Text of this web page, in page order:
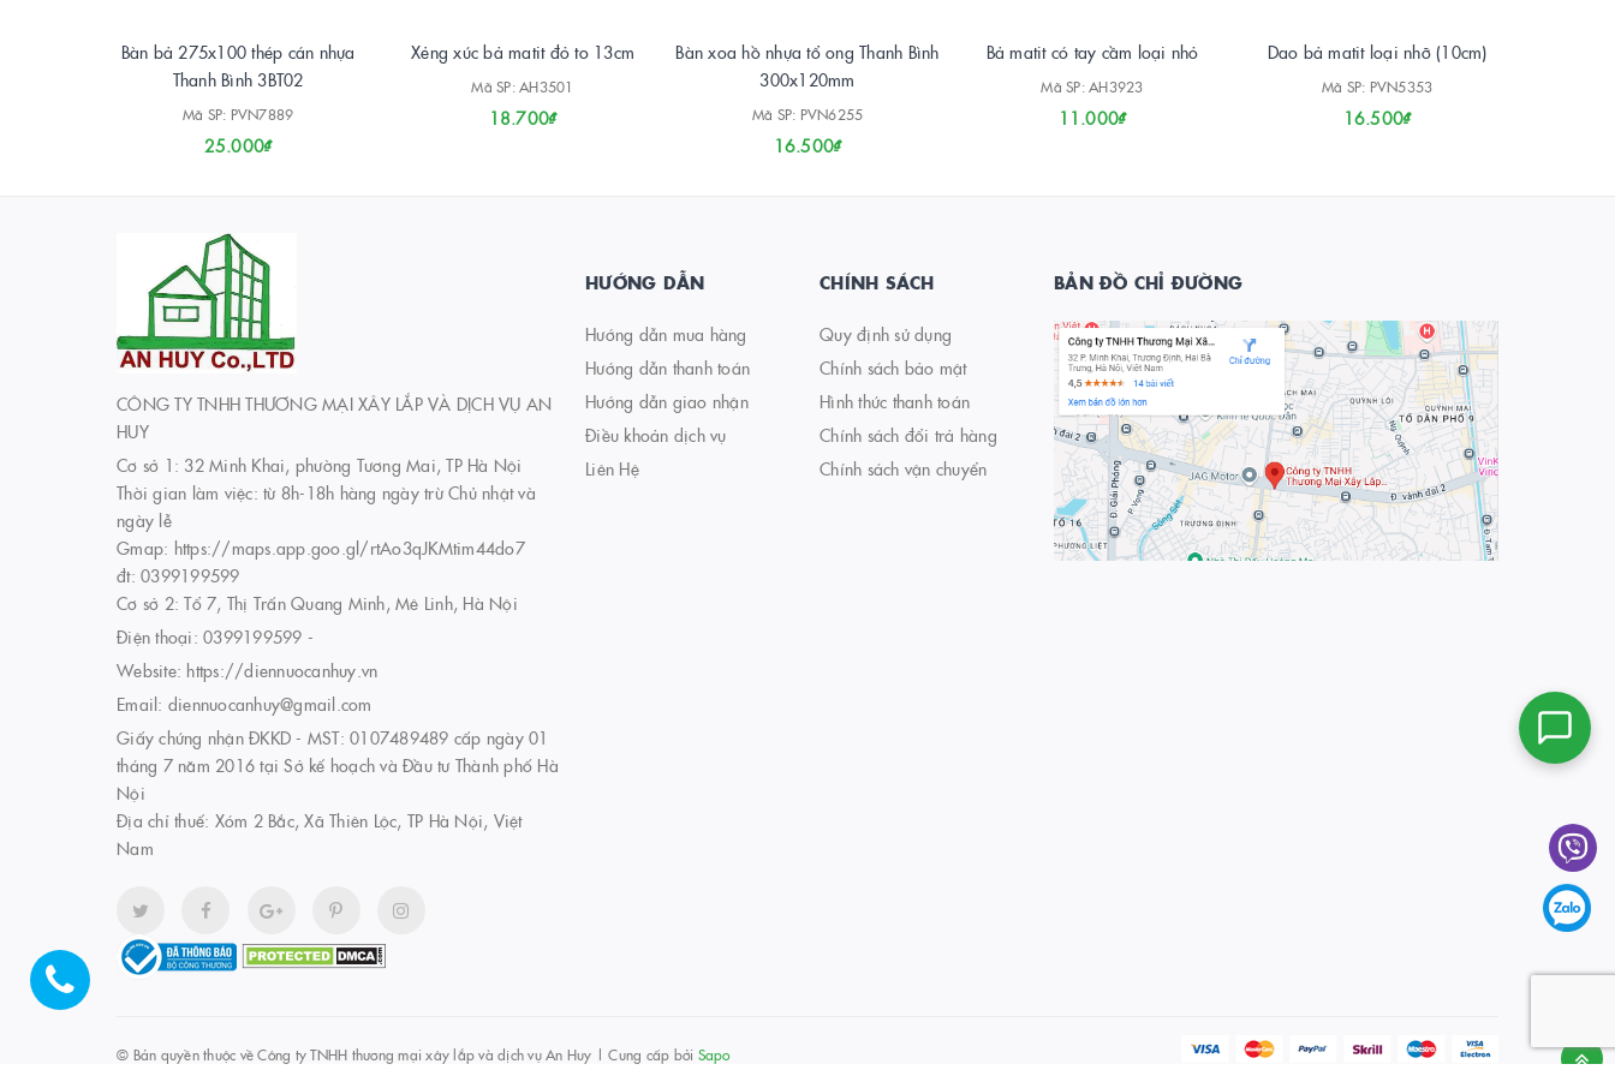
Bàn bả 275x100 thép cán nhựa
Thanh Bình 3BT02
Mã SP: PVN7889
25.000₫
Xẻng xúc bả matit đỏ to 13cm
Mã SP: AH3501
18.700₫
Bàn xoa hồ nhựa tổ ong Thanh Bình
300x120mm
Mã SP: PVN6255
16.500₫
Bả matit có tay cầm loại nhỏ
Mã SP: AH3923
11.000₫
Dao bả matit loại nhỡ (10cm)
Mã SP: PVN5353
16.500₫
CÔNG TY TNHH THƯƠNG MẠI XÂY LẮP VÀ DỊCH VỤ AN
HUY
Cơ sở 1: 32 Minh Khai, phường Tương Mai, TP Hà Nội
Thời gian làm việc: từ 8h-18h hàng ngày trừ Chủ nhật và
ngày lễ
Gmap: https://maps.app.goo.gl/rtAo3qJKMtim44do7
đt: 0399199599
Cơ sở 2: Tổ 7, Thị Trấn Quang Minh, Mê Linh, Hà Nội
Điện thoại: 0399199599 -
Website: https://diennuocanhuy.vn
Email: diennuocanhuy@gmail.com
Giấy chứng nhận ĐKKD - MST: 0107489489 cấp ngày 01
tháng 7 năm 2016 tại Sở kế hoạch và Đầu tư Thành phố Hà
Nội
Địa chỉ thuế: Xóm 2 Bắc, Xã Thiên Lộc, TP Hà Nội, Việt
Nam
HƯỚNG DẪN
Hướng dẫn mua hàng
Hướng dẫn thanh toán
Hướng dẫn giao nhận
Điều khoản dịch vụ
Liên Hệ
CHÍNH SÁCH
Quy định sử dụng
Chính sách bảo mật
Hình thức thanh toán
Chính sách đổi trả hàng
Chính sách vận chuyển
BẢN ĐỒ CHỈ ĐƯỜNG
© Bản quyền thuộc vềCông ty TNHH thương mại xây lắp và dịch vụ An Huy | Cung cấp bởi Sapo